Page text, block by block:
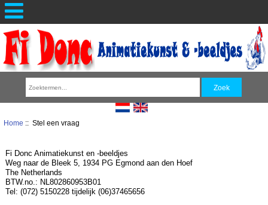
Home :: Stel een vraag
Fi Donc Animatiekunst en -beeldjes
Weg naar de Bleek 5, 1934 PG Egmond aan den Hoef
The Netherlands
BTW.no.: NL802860953B01
Tel: (072) 5150228 tijdelijk (06)37465656